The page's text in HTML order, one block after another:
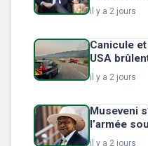
il y a 2 jours
Canicule
USA
il y a 2 jours
Museveni
l’armée
il y a 2 jours